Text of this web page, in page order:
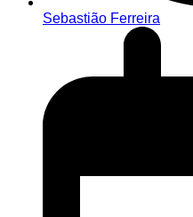
Sebastião Ferreira